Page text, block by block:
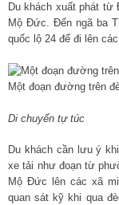
Du khách xuất phát từ
Mộ Đức. Đến ngã ba
quốc lộ 24 để đi lên
Một đoạn đường trên
Di chuyển tự túc
Du khách cần lưu ý
xe tải như đoạn từ
Mộ Đức lên các xã
quan sát kỹ khi qua